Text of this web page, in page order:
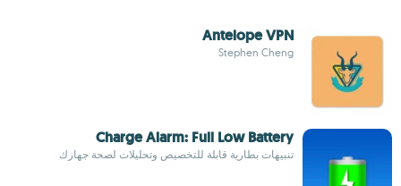
Antelope VPN
Stephen Cheng
Charge Alarm: Full Low Battery
تنبيهات بطارية قابلة للتخصيص وتحليلات لصحة جهازك